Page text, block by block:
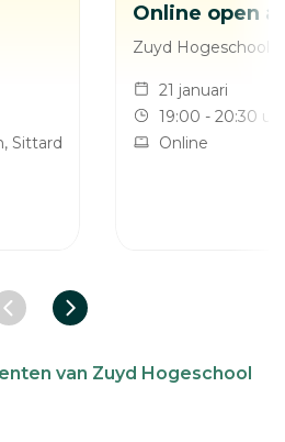
Sittard
Online open
Zuyd Hogeschool
21 januari
19:00 - 20:30
Online
van Zuyd Hogeschool
Vorige slideVolgende slide